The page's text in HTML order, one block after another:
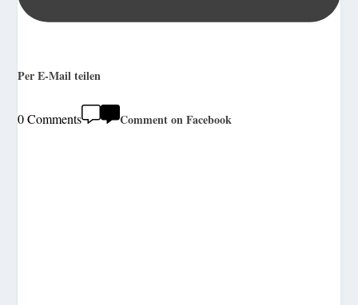
Per E-Mail teilen
0 Comments Comment on Facebook